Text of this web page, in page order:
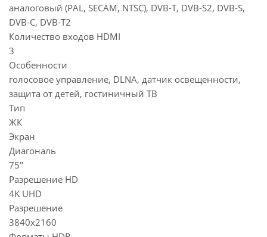
аналоговый (PAL, SECAM, NTSC), DVB-T, DVB-S2, DVB-S,
DVB-C, DVB-T2
Количество входов HDMI
3
Особенности
голосовое управление, DLNA, датчик освещенности,
защита от детей, гостиничный ТВ
Тип
ЖК
Экран
Диагональ
75"
Разрешение HD
4K UHD
Разрешение
3840x2160